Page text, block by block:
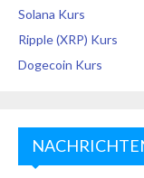
Solana Kurs
Ripple (XRP) Kurs
Dogecoin Kurs